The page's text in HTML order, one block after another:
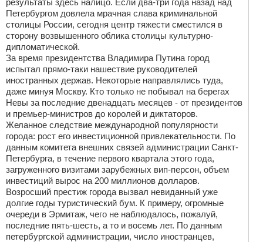
результаты здесь налицо. Если два-три года назад над
Петербургом довлела мрачная слава криминальной
столицы России, сегодня центр тяжести сместился в
сторону возвышенного облика столицы культурно-
дипломатической.
За время президентства Владимира Путина город
испытал прямо-таки нашествие руководителей
иностранных держав. Некоторые направлялись туда,
даже минуя Москву. Кто только не побывал на берегах
Невы за последние двенадцать месяцев - от президентов
и премьер-министров до королей и диктаторов.
Желанное следствие международной популярности
города: рост его инвестиционной привлекательности. По
данным комитета внешних связей администрации Санкт-
Петербурга, в течение первого квартала этого года,
загруженного визитами зарубежных вип-персон, объем
инвестиций вырос на 200 миллионов долларов.
Возросший престиж города вызвал невиданный уже
долгие годы туристический бум. К примеру, огромные
очереди в Эрмитаж, чего не наблюдалось, пожалуй,
последние пять-шесть, а то и восемь лет. По данным
петербургской администрации, число иностранцев,